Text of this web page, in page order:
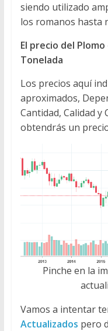
siendo utilizado
los romanos hasta
El precio del
Tonelada
Los precios aquí
aproximados,
Cantidad, Calidad y
obtendrás un
Pinche en la
Vamos a intentar
Actualizados pero